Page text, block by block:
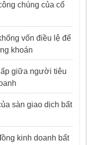
chúng của cổ
vốn điều lệ để
khoán
giữa người tiêu
sàn giao dịch bất
kinh doanh bất